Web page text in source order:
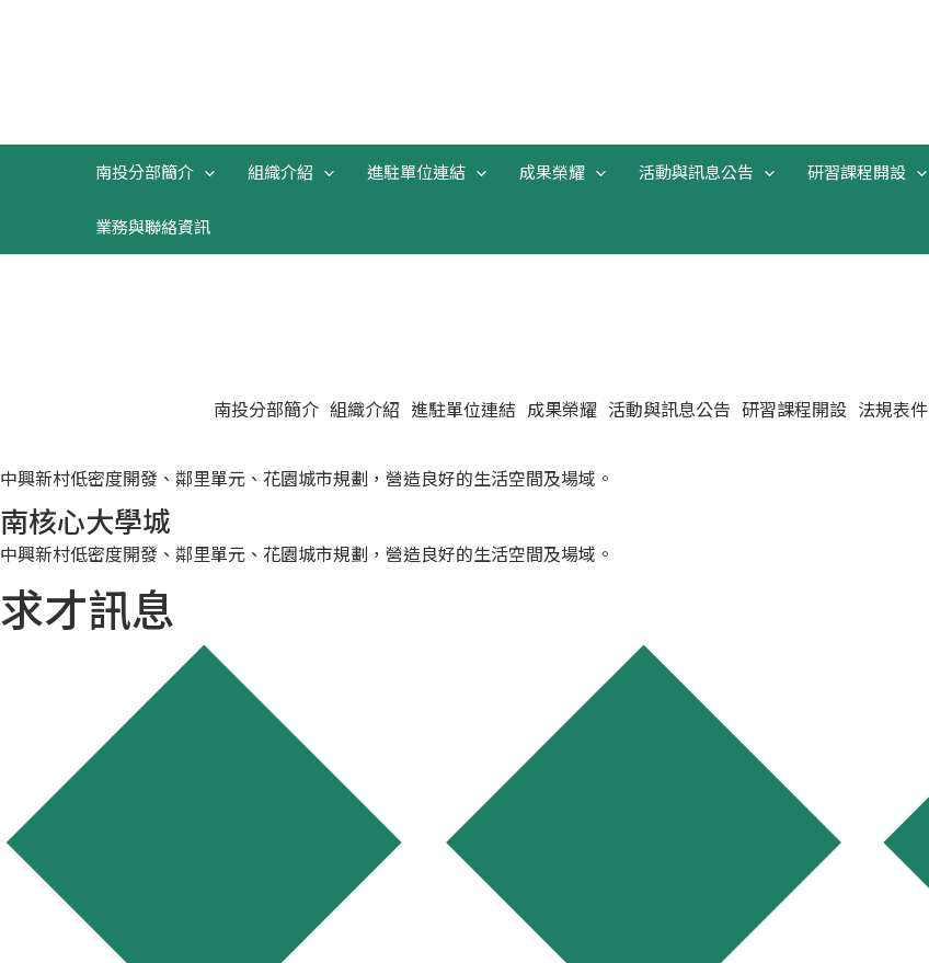
南投分部簡介 組織介紹 進駐單位連結 成果榮耀 活動與訊息公告 研習課程開設
業務與聯絡資訊
南投分部簡介 組織介紹 進駐單位連結 成果榮耀 活動與訊息公告 研習課程開設 法規表件
中興新村低密度開發、鄰里單元、花園城市規劃，營造良好的生活空間及場域。
南核心大學城
中興新村低密度開發、鄰里單元、花園城市規劃，營造良好的生活空間及場域。
求才訊息